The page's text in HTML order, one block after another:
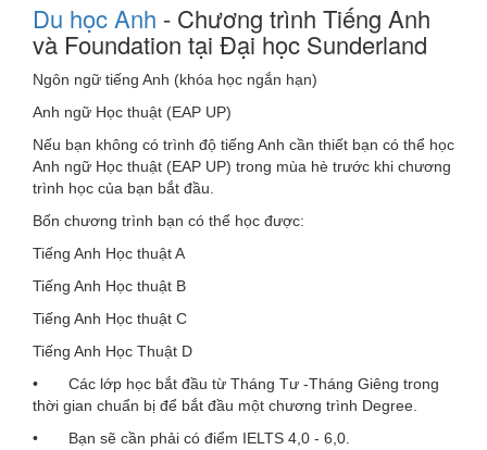
Du học Anh - Chương trình Tiếng Anh
và Foundation tại Đại học Sunderland
Ngôn ngữ tiếng Anh (khóa học ngắn hạn)
Anh ngữ Học thuật (EAP UP)
Nếu bạn không có trình độ tiếng Anh cần thiết bạn có thể học
Anh ngữ Học thuật (EAP UP) trong mùa hè trước khi chương
trình học của bạn bắt đầu.
Bốn chương trình bạn có thể học được:
Tiếng Anh Học thuật A
Tiếng Anh Học thuật B
Tiếng Anh Học thuật C
Tiếng Anh Học Thuật D
• Các lớp học bắt đầu từ Tháng Tư -Tháng Giêng trong
thời gian chuẩn bị để bắt đầu một chương trình Degree.
• Bạn sẽ cần phải có điểm IELTS 4,0 - 6,0.